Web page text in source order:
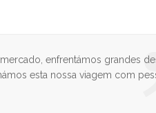
enfrentámos grandes
esta nossa viagem com